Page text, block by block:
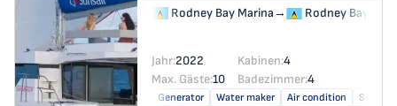
Rodney Bay Marina→ Rodney Bay
Jahr:2022 Kabinen:4
Max. Gäste:10 Badezimmer:4
Generator Water maker Air condition
Solar